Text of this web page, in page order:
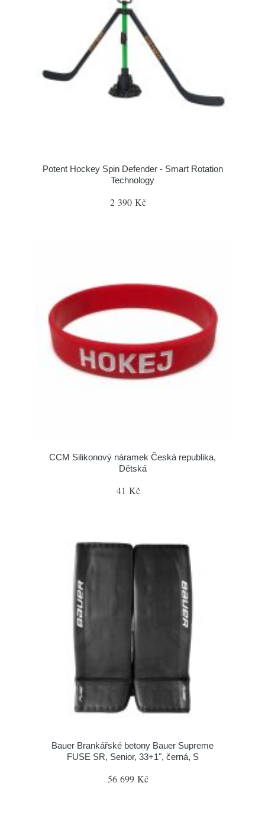
Potent Hockey Spin Defender - Smart Rotation
Technology
2 390 Kč
CCM Silikonový náramek Česká republika,
Dětská
41 Kč
Bauer Brankářské betony Bauer Supreme
FUSE SR, Senior, 33+1", černá, S
56 699 Kč